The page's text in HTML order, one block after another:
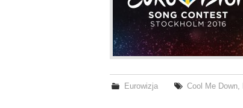
Eurowizja Cool Me Down,